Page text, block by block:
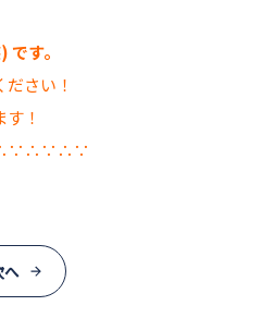
す。
さい！
！
へ